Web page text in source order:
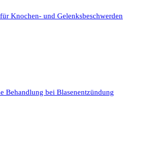
Knochen- und Gelenksbeschwerden
Behandlung bei Blasenentzündung